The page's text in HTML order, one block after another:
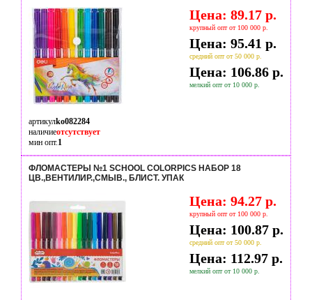
Цена: 89.17 р.
крупный опт от 100 000 р.
Цена: 95.41 р.
средний опт от 50 000 р.
Цена: 106.86 р.
мелкий опт от 10 000 р.
артикулko082284
наличиеотсутствует
мин опт.1
ФЛОМАСТЕРЫ №1 SCHOOL COLORPICS НАБОР 18
ЦВ.,ВЕНТИЛИР.,СМЫВ., БЛИСТ. УПАК
Цена: 94.27 р.
крупный опт от 100 000 р.
Цена: 100.87 р.
средний опт от 50 000 р.
Цена: 112.97 р.
мелкий опт от 10 000 р.